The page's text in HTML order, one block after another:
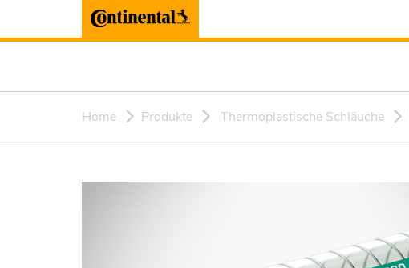
Home Produkte Thermoplastische Schläuche